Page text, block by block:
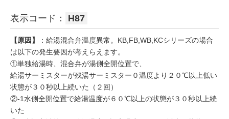
表示コード： H87
【原因】
：給湯混合弁温度異常。KB,FB,WB,KCシリーズの場合
は以下の発生要因が考えらえます。
①単独給湯時、混合弁が湯側全開位置で、
給湯サーミスターが残湯サーミスター０温度より２０℃以上低い
状態が３０秒以上続いた（２回）
②-1水側全開位置で給湯温度が６０℃以上の状態が３０秒以上続
いた